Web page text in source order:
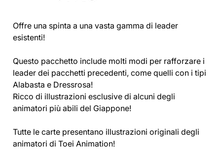
Offre una spinta a una vasta gamma di leader
esistenti!
Questo pacchetto include molti modi per rafforzare i
leader dei pacchetti precedenti, come quelli con i tipi
Alabasta e Dressrosa!
Ricco di illustrazioni esclusive di alcuni degli
animatori più abili del Giappone!
Tutte le carte presentano illustrazioni originali degli
animatori di Toei Animation!